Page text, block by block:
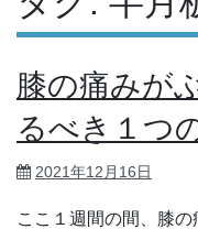
膝の痛みが
るべき１つ
2021年12月16日
ここ１週間の間、膝の